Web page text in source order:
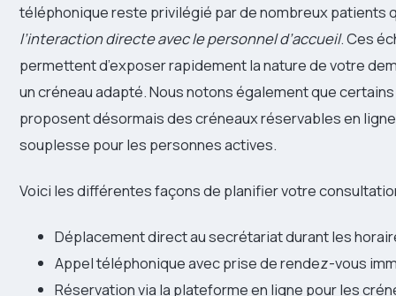
téléphonique reste privilégié par de nombreux patients
l’interaction directe avec le personnel d’accueil. Ces
permettent d’exposer rapidement la nature de votre
un créneau adapté. Nous notons également que
proposent désormais des créneaux réservables en
souplesse pour les personnes actives.
Voici les différentes façons de planifier votre
Déplacement direct au secrétariat durant les
Appel téléphonique avec prise de rendez-vous
Réservation via la plateforme en ligne pour les